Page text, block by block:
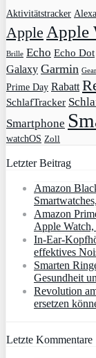
Aktivitätstracker Alexa
Apple Apple
Brille Echo Echo Dot
Galaxy Garmin
Prime Day Rabatt
SchlafTracker
Smartphone
watchOS Zoll
Letzter Beitrag
Amazon
Amazon
Apple
In-Ear-
effektives
Smarten
Gesundheit
Revolution
ersetzen
Letzte Kommentare